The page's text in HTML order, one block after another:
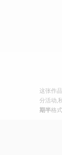
这张作
分活动,
期半格